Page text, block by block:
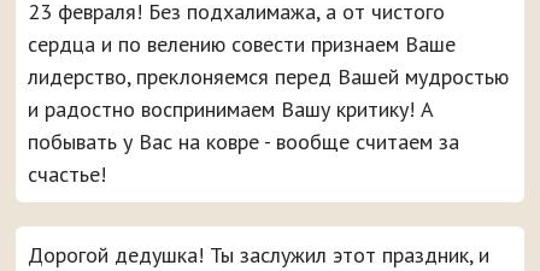
23 февраля! Без подхалимажа, а от чистого
сердца и по велению совести признаем Ваше
лидерство, преклоняемся перед Вашей мудростью
и радостно воспринимаем Вашу критику! А
побывать у Вас на ковре - вообще считаем за
счастье!
Дорогой дедушка! Ты заслужил этот праздник, и